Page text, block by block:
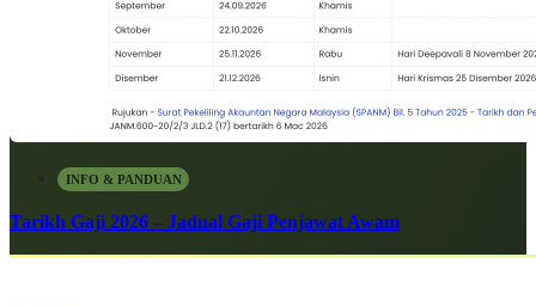
INFO & PANDUAN
Tarikh Gaji 2026 – Jadual Gaji Penjawat Awam